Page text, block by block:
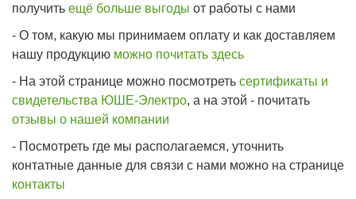
получить ещё больше выгоды от работы с нами
- О том, какую мы принимаем оплату и как доставляем
нашу продукцию можно почитать здесь
- На этой странице можно посмотреть сертификаты и
свидетельства ЮШЕ-Электро, а на этой - почитать
отзывы о нашей компании
- Посмотреть где мы располагаемся, уточнить
контатные данные для связи с нами можно на странице
контакты